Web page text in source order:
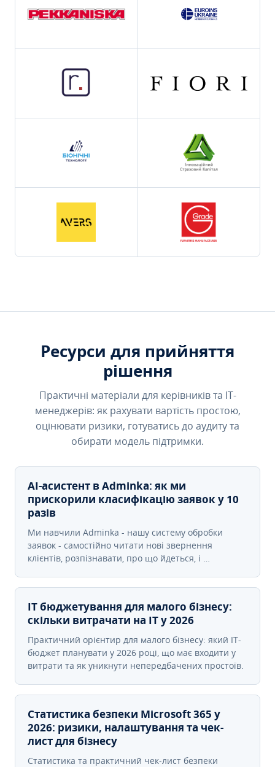
Ресурси для прийняття
рішення
Практичні матеріали для керівників та IT-
менеджерів: як рахувати вартість простою,
оцінювати ризики, готуватись до аудиту та
обирати модель підтримки.
AI-асистент в Adminka: як ми
прискорили класифікацію заявок у 10
разів
Ми навчили Adminka - нашу систему обробки
заявок - самостійно читати нові звернення
клієнтів, розпізнавати, про що йдеться, і …
IT бюджетування для малого бізнесу:
скільки витрачати на IT у 2026
Практичний орієнтир для малого бізнесу: який IT-
бюджет планувати у 2026 році, що має входити у
витрати та як уникнути непередбачених простоїв.
Статистика безпеки Microsoft 365 у
2026: ризики, налаштування та чек-
лист для бізнесу
Статистика та практичний чек-лист безпеки